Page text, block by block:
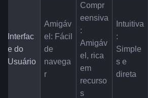
Interfac
e do
Usuário
Amigáv
el: Fácil
de
navega
r
Compr
eensiva
:
Amigáv
el, rica
em
recurso
s
Intuitiva
:
Simple
s e
direta